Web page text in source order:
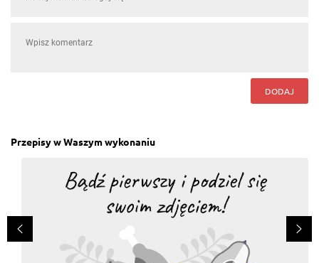
DODAJ
Przepisy w Waszym wykonaniu